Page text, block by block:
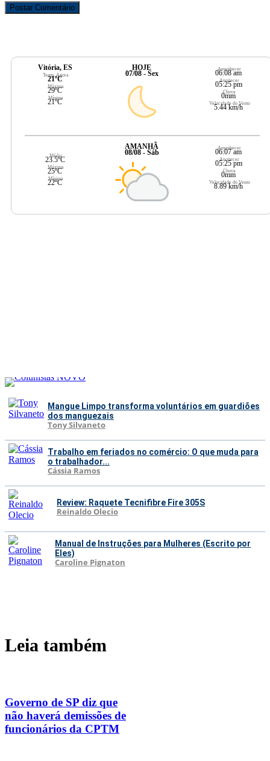
Vitória, ES
Temp. Agora
21ºC
Máxima
29ºC
Mínima
21ºC
HOJE
07/08 - Sex
Amanhecer
06:08 am
Anoitecer
05:25 pm
Chuva
0mm
Velocidade do Vento
5.44 km/h
Média
23.5ºC
Máxima
25ºC
Mínima
22ºC
AMANHÃ
08/08 - Sáb
Amanhecer
06:07 am
Anoitecer
05:25 pm
Chuva
0mm
Velocidade do Vento
8.89 km/h
Mangue Limpo transforma voluntários em guardiões
dos manguezais
Tony Silvaneto
Trabalho em feriados no comércio: O que muda para
o trabalhador...
Cássia Ramos
Review: Raquete Tecnifibre Fire 305S
Reinaldo Olecio
Manual de Instruções para Mulheres (Escrito por
Eles)
Caroline Pignaton
Leia também
Governo de SP diz que
não haverá demissões de
funcionários da CPTM